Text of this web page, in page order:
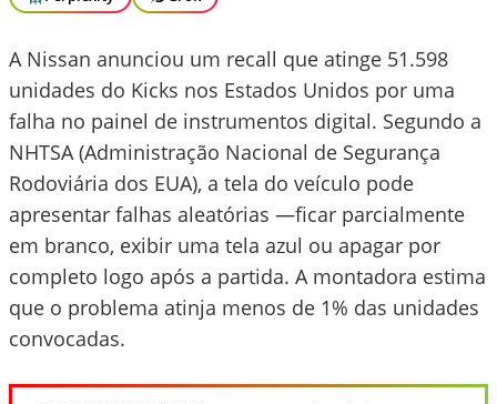
A Nissan anunciou um recall que atinge 51.598
unidades do Kicks nos Estados Unidos por uma
falha no painel de instrumentos digital. Segundo a
NHTSA (Administração Nacional de Segurança
Rodoviária dos EUA), a tela do veículo pode
apresentar falhas aleatórias —ficar parcialmente
em branco, exibir uma tela azul ou apagar por
completo logo após a partida. A montadora estima
que o problema atinja menos de 1% das unidades
convocadas.